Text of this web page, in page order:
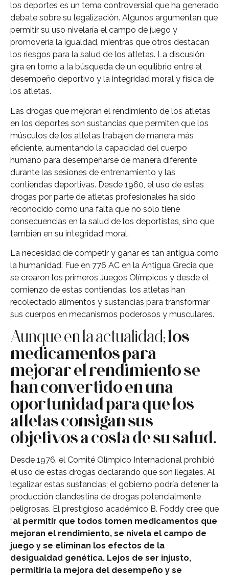
los deportes es un tema controversial que ha generado
debate sobre su legalización. Algunos argumentan que
permitir su uso nivelaría el campo de juego y
promovería la igualdad, mientras que otros destacan
los riesgos para la salud de los atletas. La discusión
gira en torno a la búsqueda de un equilibrio entre el
desempeño deportivo y la integridad moral y física de
los atletas.
Las drogas que mejoran el rendimiento de los atletas
en los deportes son sustancias que permiten que los
músculos de los atletas trabajen de manera más
eficiente, aumentando la capacidad del cuerpo
humano para desempeñarse de manera diferente
durante las sesiones de entrenamiento y las
contiendas deportivas. Desde 1960, el uso de estas
drogas por parte de atletas profesionales ha sido
reconocido como una falta que no sólo tiene
consecuencias en la salud de los deportistas, sino que
también en su integridad moral.
La necesidad de competir y ganar es tan antigua como
la humanidad. Fue en 776 AC en la Antigua Grecia que
se crearon los primeros Juegos Olímpicos y desde el
comienzo de estas contiendas, los atletas han
recolectado alimentos y sustancias para transformar
sus cuerpos en mecanismos poderosos y musculares.
Aunque en la actualidad;los
medicamentos para
mejorar el rendimiento se
han convertido en una
oportunidad para que los
atletas consigan sus
objetivos a costa de su salud.
Desde 1976, el Comité Olímpico Internacional prohibió
el uso de estas drogas declarando que son ilegales. Al
legalizar estas sustancias; el gobierno podría detener la
producción clandestina de drogas potencialmente
peligrosas. El prestigioso académico B. Foddy cree que
“al permitir que todos tomen medicamentos que
mejoran el rendimiento, se nivela el campo de
juego y se eliminan los efectos de la
desigualdad genética. Lejos de ser injusto,
permitiría la mejora del desempeño y se